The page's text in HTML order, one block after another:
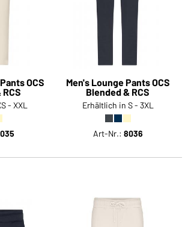
für Ihren privaten Bedarf
zu unserem Endkundenshop
OCS
- XXL
Men's Lounge Pants OCS
Blended & RCS
Erhältlich in S - 3XL
Art-Nr.: 8036